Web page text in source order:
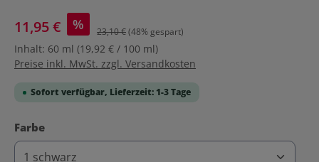
11,95 € % 23,10 €(48% gespart)
Inhalt: 60 ml (19,92 € / 100 ml)
Preise inkl. MwSt. zzgl. Versandkosten
Sofort verfügbar, Lieferzeit: 1-3 Tage
Farbeauswählen